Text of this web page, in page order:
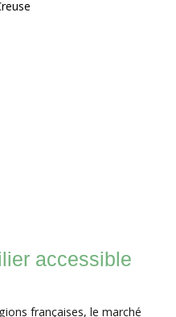
accessible
françaises, le marché